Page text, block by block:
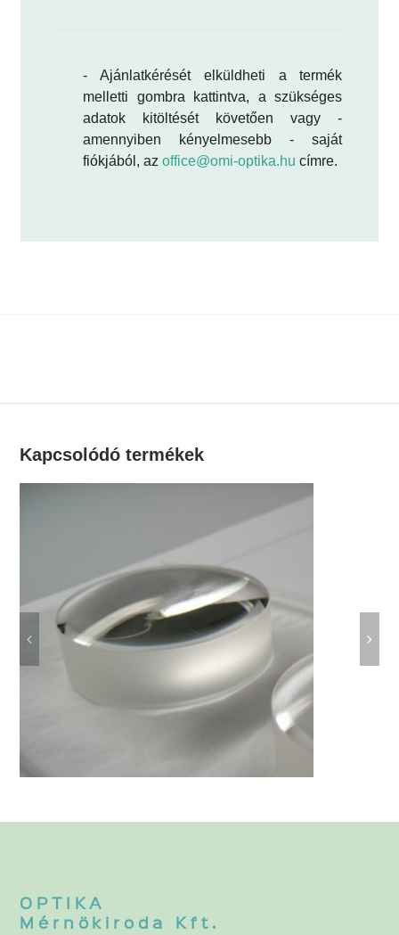
- Ajánlatkérését elküldheti a termék
melletti gombra kattintva, a szükséges
adatok kitöltését követően vagy -
amennyiben kényelmesebb - saját
fiókjából, azoffice@omi-optika.hu címre.
nélkül
M37x0.5,…M72x0.75
felüláteresztő szűrők működése a
Kapcsolódó termékek
OPTIKA
Mérnökiroda Kft.